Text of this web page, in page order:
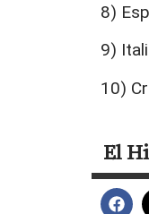
8)
9)
10)
El